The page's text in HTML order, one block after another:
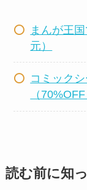
まんが王
元）
コミック
（
読む前に知